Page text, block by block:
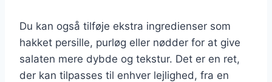
Du kan også tilføje ekstra ingredienser som
hakket persille, purløg eller nødder for at give
salaten mere dybde og tekstur. Det er en ret,
der kan tilpasses til enhver lejlighed, fra en